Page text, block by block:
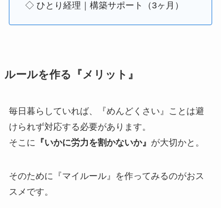
◇ ひとり経理｜構築サポート（3ヶ月）
ルールを作る『メリット』
毎日暮らしていれば、『めんどくさい』ことは避
けられず対応する必要があります。
そこに 『いかに労力を割かないか』 が大切かと。
そのために『マイルール』を作ってみるのがおス
スメです。